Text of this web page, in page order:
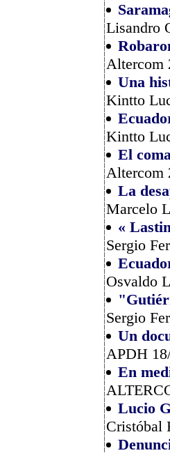
Lisandro
Altercom
Una
Kintto
Kintto
El
Altercom
La
Marcelo
«
Sergio
Osvaldo
Sergio
Un
APDH
En
Lucio
Cristóbal